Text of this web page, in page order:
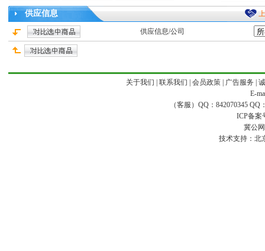
供应信息
供应信息/公司
关于我们 联系我们 会员政策| 广告服务
E-
（客服）QQ：842070345 QQ
ICP备案
冀公
技术支持： 北